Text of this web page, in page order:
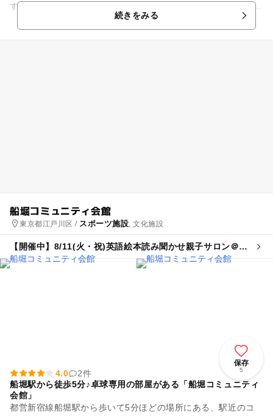
す。他に、水深1.2m～1.5mと、水深0.8m～0.9mのプールを併
続きをみる
船堀コミュニティ会館
東京都江戸川区 / スポーツ施設, 文化施設
【開催中】8/11(火・祝)英語絵本読み聞かせ親子サロン＠都
内
保存
5
4.0
2件
船堀駅から徒歩5分♪卓球専用の部屋がある「船堀コミュニティ
会館」
都営新宿線船堀駅から歩いて5分ほどの場所にある、駅近のコ